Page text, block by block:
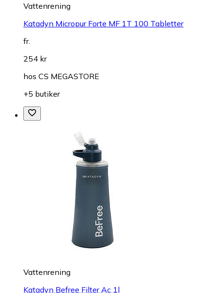
Vattenrening
Katadyn Micropur Forte MF 1T 100 Tabletter
fr.
254 kr
hos CS MEGASTORE
+5 butiker
Vattenrening
Katadyn Befree Filter Ac 1l